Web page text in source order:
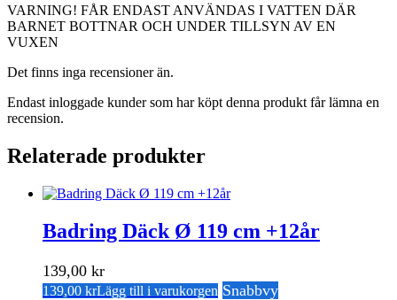
VARNING! FÅR ENDAST ANVÄNDAS I VATTEN DÄR
BARNET BOTTNAR OCH UNDER TILLSYN AV EN
VUXEN
Det finns inga recensioner än.
Endast inloggade kunder som har köpt denna produkt får lämna en
recension.
Relaterade produkter
Badring Däck Ø 119 cm +12år
139,00 kr
139,00 krLägg till i varukorgen Snabbvy